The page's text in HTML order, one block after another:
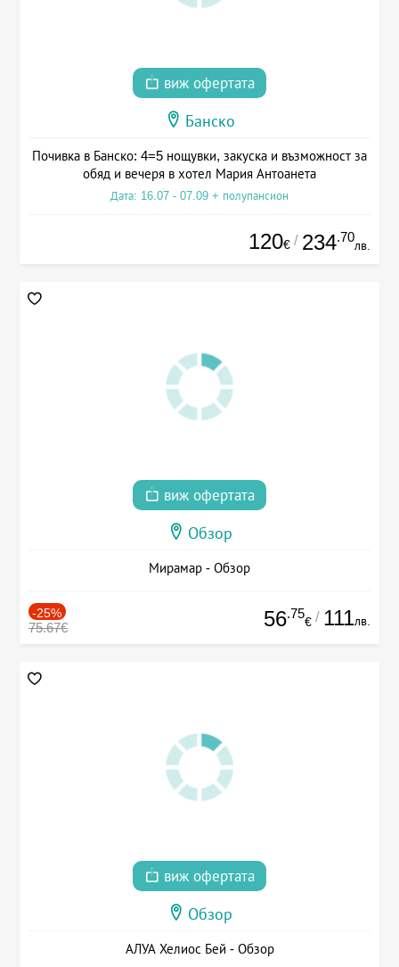
виж офертата
Банско
Почивка в Банско: 4=5 нощувки, закуска и възможност за
обяд и вечеря в хотел Мария Антоанета
Дата: 16.07 - 07.09 + полупансион
120€ / 234.70
лв.
виж офертата
Обзор
Мирамар - Обзор
-25%
75.67€ 56.75
€ / 111лв.
виж офертата
Обзор
АЛУА Хелиос Бей - Обзор